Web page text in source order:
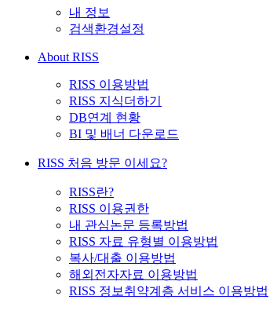
내 정보
검색환경설정
About RISS
RISS 이용방법
RISS 지식더하기
DB연계 현황
BI 및 배너 다운로드
RISS 처음 방문 이세요?
RISS란?
RISS 이용권한
내 관심논문 등록방법
RISS 자료 유형별 이용방법
복사/대출 이용방법
해외전자자료 이용방법
RISS 정보취약계층 서비스 이용방법